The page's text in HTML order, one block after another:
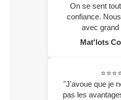
On se sent
confiance.
avec grand
Mat'lots
"J'avoue que je
pas les